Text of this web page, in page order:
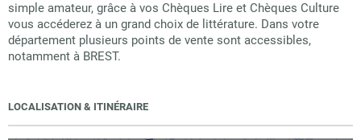
simple amateur, grâce à vos Chèques Lire et Chèques Culture
vous accéderez à un grand choix de littérature. Dans votre
département plusieurs points de vente sont accessibles,
notamment à BREST.
LOCALISATION & ITINÉRAIRE